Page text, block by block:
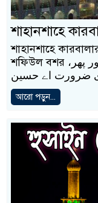
শাহানশাহে
শাহানশাহে
শফিউল বশর ،احتمال آنے کا ہے پھر سے یزیدیت دور پھر
আরো পড়ুন...